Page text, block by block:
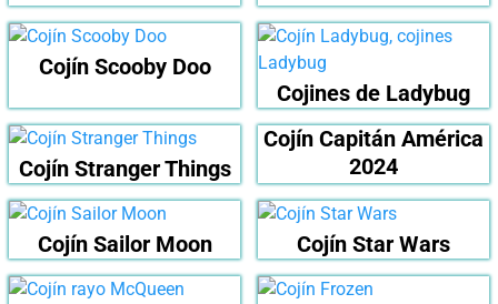
Cojín Scooby Doo
Cojines de Ladybug
Cojín Stranger Things
Cojín Capitán América
2024
Cojín Sailor Moon Cojín Star Wars